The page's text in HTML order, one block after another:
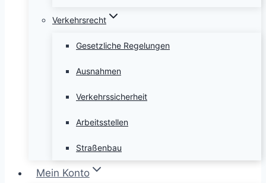
Verkehrsrecht
Gesetzliche Regelungen
Ausnahmen
Verkehrssicherheit
Arbeitsstellen
Straßenbau
Mein Konto